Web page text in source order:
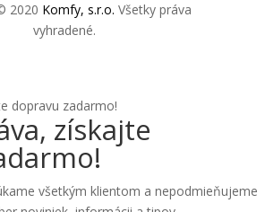
2020 Komfy, s.r.o. Všetky práva
vyhradené.
získajte
všetkým klientom a nepodmieňujeme